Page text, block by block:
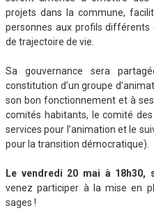
projets dans la commune,
personnes aux profils différents
de trajectoire de vie.
Sa gouvernance sera
constitution d’un groupe
son bon fonctionnement et à
comités habitants, le comité
services pour l’animation et le
pour la transition démocratique).
Le vendredi 20 mai à 18h30,
venez participer à la mise en
sages !